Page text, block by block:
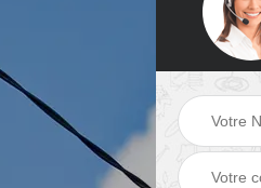
Nettoyage et pose
de gouttière 55
Meuse